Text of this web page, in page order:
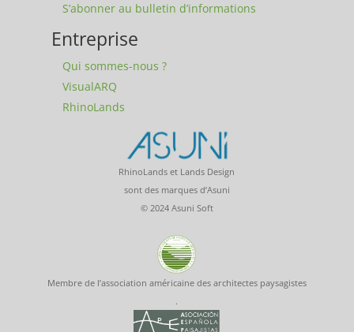
S’abonner au bulletin d’informations
Entreprise
Qui sommes-nous ?
VisualARQ
RhinoLands
RhinoLands et Lands Design
sont des marques d’Asuni
© 2024 Asuni Soft
Membre de l’association américaine des architectes paysagistes
.